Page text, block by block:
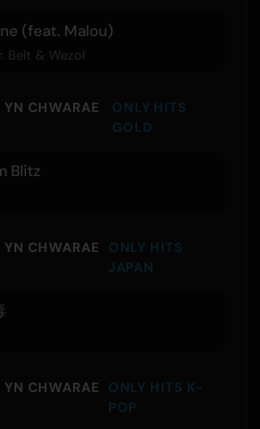
(feat. Malou)
Belt & Wezol
YN CHWARAE
ONLY HITS
GOLD
Blitz
YN CHWARAE ONLY HITS
JAPAN
YN CHWARAE ONLY HITS K-
POP